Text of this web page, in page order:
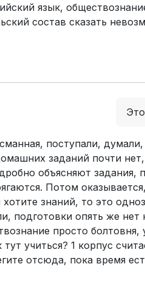
язык,
состав сказать
поступали,
заданий почти
объясняют задания,
Потом
знаний, то это
подготовки опять же
просто болтовня,
учиться? 1 корпус
отсюда, пока время